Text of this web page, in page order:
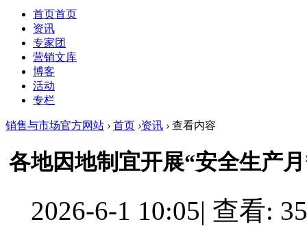
首页首页
资讯
专家团
营销文库
博客
活动
专栏
销售与市场官方网站 › 首页 ›资讯 › 查看内容
各地因地制宜开展“安全生产
2026-6-1 10:05| 查看: